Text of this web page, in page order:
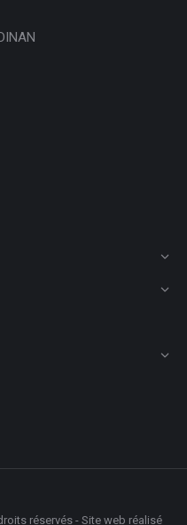
réservés - Site web réalisé